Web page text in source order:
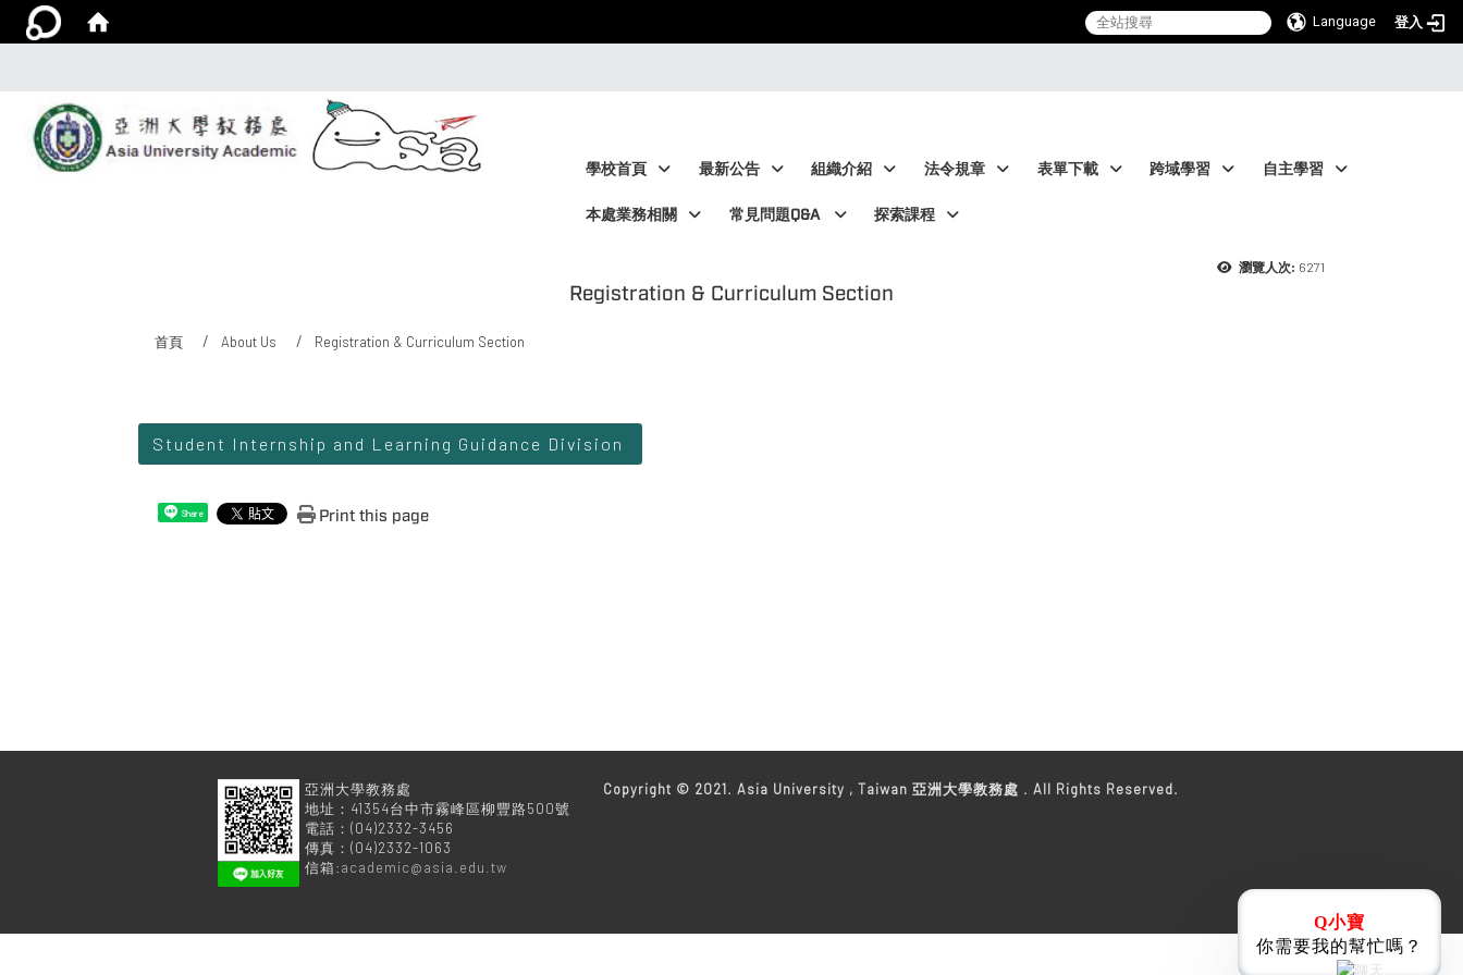
Language 登入
學校首頁 最新公告 組織介紹 法令規章 表單下載 跨域學習 自主學習
本處業務相關 常見問題Q&A 探索課程
瀏覽人次: 6271
Registration & Curriculum Section
首頁 About Us Registration & Curriculum Section
Student Internship and Learning Guidance Division
Share Print this page
亞洲大學教務處
地址：41354台中市霧峰區柳豐路500號
電話：(04)2332-3456
傳真：(04)2332-1063
信箱:academic@asia.edu.tw
Copyright © 2021. Asia University , Taiwan 亞洲大學教務處 . All Rights Reserved.
Q小寶
你需要我的幫忙嗎？